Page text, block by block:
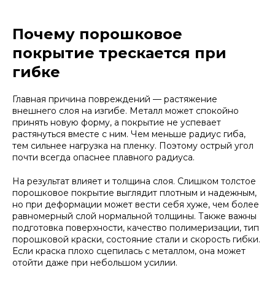
Почему порошковое
покрытие трескается при
гибке
Главная причина повреждений — растяжение
внешнего слоя на изгибе. Металл может спокойно
принять новую форму, а покрытие не успевает
растянуться вместе с ним. Чем меньше радиус гиба,
тем сильнее нагрузка на пленку. Поэтому острый угол
почти всегда опаснее плавного радиуса.
На результат влияет и толщина слоя. Слишком толстое
порошковое покрытие выглядит плотным и надежным,
но при деформации может вести себя хуже, чем более
равномерный слой нормальной толщины. Также важны
подготовка поверхности, качество полимеризации, тип
порошковой краски, состояние стали и скорость гибки.
Если краска плохо сцепилась с металлом, она может
отойти даже при небольшом усилии.